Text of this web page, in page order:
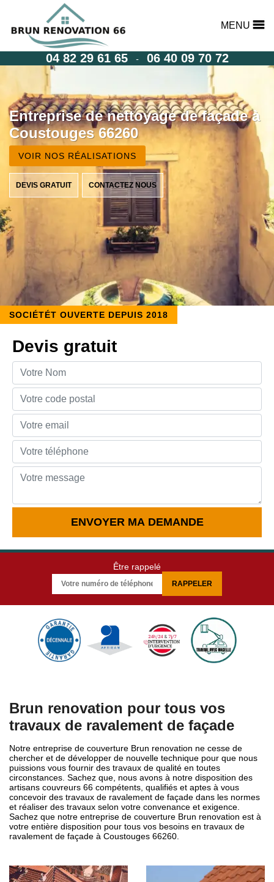
MENU
04 82 29 61 65 - 06 40 09 70 72
Entreprise de nettoyage de façade à
Coustouges 66260
VOIR NOS RÉALISATIONS
DEVIS GRATUIT CONTACTEZ NOUS
SOCIÉTÉT OUVERTE DEPUIS 2018
Devis gratuit
Être rappelé
Brun renovation pour tous vos
travaux de ravalement de façade
Notre entreprise de couverture Brun renovation ne cesse de
chercher et de développer de nouvelle technique pour que nous
puissions vous fournir des travaux de qualité en toutes
circonstances. Sachez que, nous avons à notre disposition des
artisans couvreurs 66 compétents, qualifiés et aptes à vous
concevoir des travaux de ravalement de façade dans les normes
et réaliser des travaux selon votre convenance et exigence.
Sachez que notre entreprise de couverture Brun renovation est à
votre entière disposition pour tous vos besoins en travaux de
ravalement de façade à Coustouges 66260.